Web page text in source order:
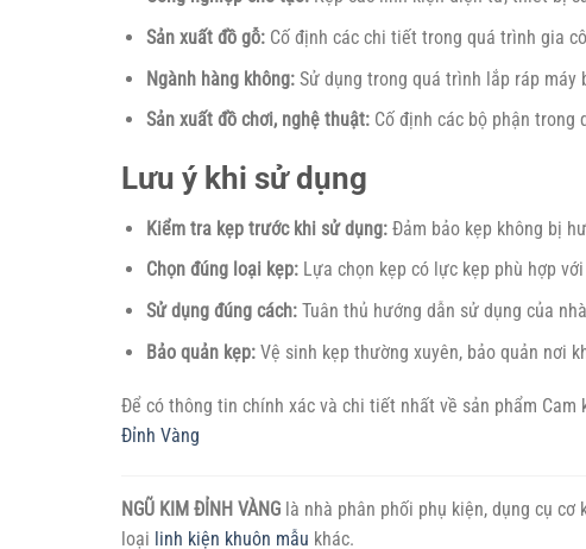
Sản xuất đồ gỗ:Cố định các chi tiết trong quá trình gia
Ngành hàng không:Sử dụng trong quá trình lắp ráp máy
Sản xuất đồ chơi, nghệ thuật:Cố định các bộ phận trong
Lưu ý khi sử dụng
Kiểm tra kẹp trước khi sử dụng:Đảm bảo kẹp không bị
Chọn đúng loại kẹp:Lựa chọn kẹp có lực kẹp phù hợp
Sử dụng đúng cách:Tuân thủ hướng dẫn sử dụng của
Bảo quản kẹp:Vệ sinh kẹp thường xuyên, bảo quản nơi
Để có thông tin chính xác và chi tiết nhất về sản phẩm
Đỉnh Vàng
NGŨ KIM ĐỈNH VÀNG là nhà phân phối phụ kiện, dụng cụ
loại linh kiện khuôn mẫu khác.